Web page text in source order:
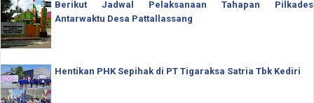
Berikut Jadwal Pelaksanaan Tahapan Pilkades
Antarwaktu Desa Pattallassang
Hentikan PHK Sepihak di PT Tigaraksa Satria Tbk Kediri